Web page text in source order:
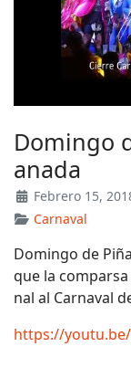
Domingo
anada
Febrero 15,
Carnaval
Domingo de
que la
nal al Carnaval
https://youtu.be/